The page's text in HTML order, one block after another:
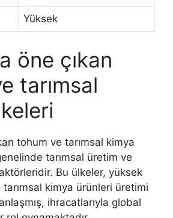
Yüksek
öne çıkan
tarımsal
tohum ve tarımsal kimya
tarımsal üretim ve
Bu ülkeler, yüksek
kimya ürünleri üretimi
ihracatlarıyla global